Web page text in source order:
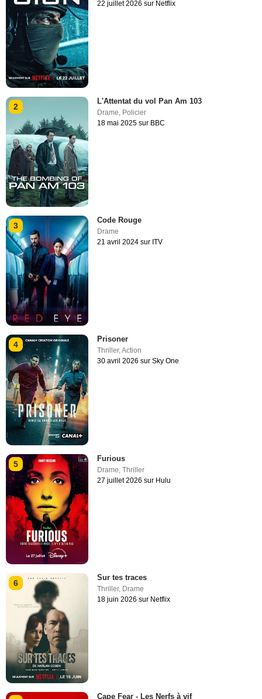
22 juillet 2026 sur Netflix
2
L'Attentat du vol Pan Am 103
Drame Policier
18 mai 2025 sur BBC
3
Code Rouge
Drame
21 avril 2024 sur ITV
4
Prisoner
Thriller,Action
30 avril 2026 sur Sky One
5
Furious
Drame ,Thriller
27 juillet 2026 sur Hulu
6
Sur tes traces
Thriller, Drame
18 juin 2026 sur Netflix
Cape Fear - Les Nerfs à vif